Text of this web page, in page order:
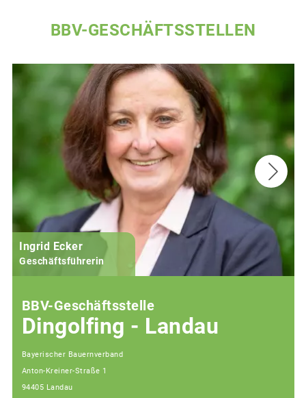
BBV-GESCHÄFTSSTELLEN
Ingrid Ecker
Geschäftsführerin
BBV-Geschäftsstelle
Dingolfing - Landau
Bayerischer Bauernverband
Anton-Kreiner-Straße 1
94405 Landau